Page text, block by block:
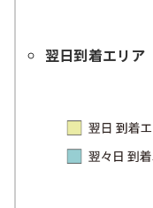
翌日到着エリア